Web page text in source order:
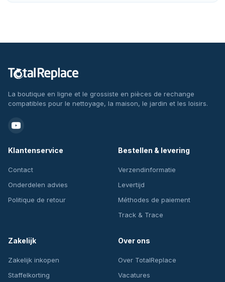
La boutique en ligne et le grossiste en pièces de rechange
compatibles pour le nettoyage, la maison, le jardin et les loisirs.
Klantenservice
Contact
Onderdelen advies
Politique de retour
Bestellen & levering
Verzendinformatie
Levertijd
Méthodes de paiement
Track & Trace
Zakelijk
Zakelijk inkopen
Staffelkorting
Over ons
Over TotalReplace
Vacatures